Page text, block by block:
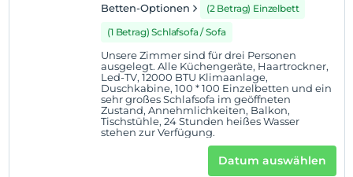
Haustiere nicht erlaubt
Rauchen im Zimmer verboten
Der Aufenthalt für Kleinkinder bis zum Alter von 2 ist
1 Der Aufenthalt für Kind(er) unter dem Alter von 3
Betten-Optionen
(2 Betrag) Einzelbett
(1 Betrag) Schlafsofa / Sofa
Unsere Zimmer sind für drei Personen
ausgelegt. Alle Küchengeräte, Haartrockner,
Led-TV, 12000 BTU Klimaanlage,
Duschkabine, 100 * 100 Einzelbetten und ein
sehr großes Schlafsofa im geöffneten
Zustand, Annehmlichkeiten, Balkon,
Tischstühle, 24 Stunden heißes Wasser
stehen zur Verfügung.
Datum auswählen